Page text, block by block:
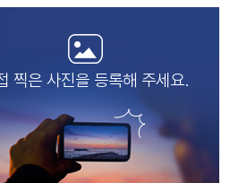
찍은 사진을 등록해 주세요.